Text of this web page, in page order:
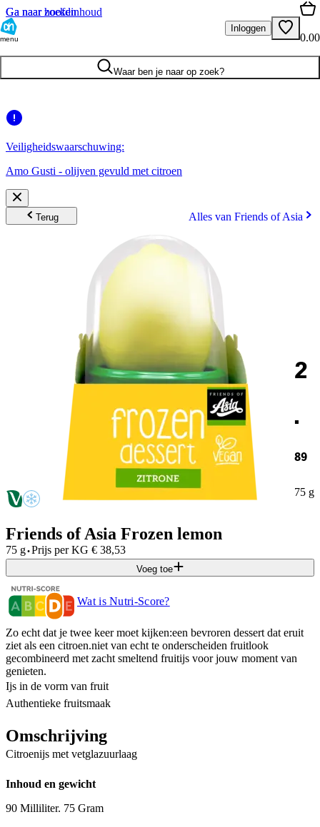
Ga naar hoofdinhoud
Ga naar zoeken
menu
Inloggen
0.00
Waar ben je naar op zoek?
Veiligheidswaarschuwing:
Amo Gusti - olijven gevuld met citroen
Terug Alles van Friends of Asia
2
.
89
75 g
Friends of Asia Frozen lemon
75 g·Prijs per KG € 38,53
Voeg toe
Wat is Nutri-Score?
Zo echt dat je twee keer moet kijken:een bevroren dessert dat eruit
ziet als een citroen.niet van echt te onderscheiden fruitlook
gecombineerd met zacht smeltend fruitijs voor jouw moment van
genieten.
Ijs in de vorm van fruit
Authentieke fruitsmaak
Omschrijving
Citroenijs met vetglazuurlaag
Inhoud en gewicht
90 Milliliter. 75 Gram